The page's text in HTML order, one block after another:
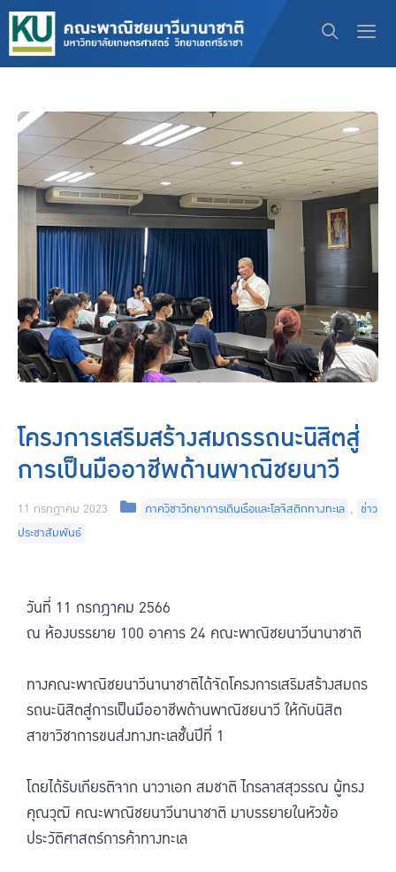
โครงการเสริมสร้างสมถรรถนะนิสิตสู่
การเป็นมืออาชีพด้านพาณิชยนาวี
11 กรกฎาคม 2023 ภาควิชาวิทยาการเดินเรือและโลจิสติกทางทะเล , ข่าว
ประชาสัมพันธ์
วันที่ 11 กรกฎาคม 2566
ณ ห้องบรรยาย 100 อาคาร 24 คณะพาณิชยนาวีนานาชาติ
ทางคณะพาณิชยนาวีนานาชาติได้จัดโครงการเสริมสร้างสมถร
รถนะนิสิตสู่การเป็นมืออาชีพด้านพาณิชยนาวี ให้กับนิสิต
สาขาวิชาการขนส่งทางทะเลชั้นปีที่ 1
โดยได้รับเกียรติจาก นาวาเอก สมชาติ ไกรลาสสุวรรณ ผู้ทรง
คุณวุฒิ คณะพาณิชยนาวีนานาชาติ มาบรรยายในหัวข้อ
ประวัติศาสตร์การค้าทางทะเล